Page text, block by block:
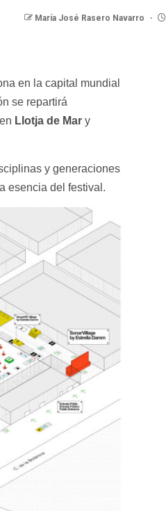
María José Rasero Navarro
en la capital mundial
se repartirá
en Llotja de Mar y
y generaciones
esencia del festival.